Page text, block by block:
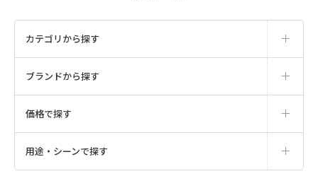
カテゴリから探す
ブランドから探す
価格で探す
用途・シーンで探す